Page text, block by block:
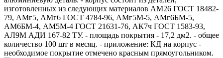
изготовленных из следующих материалов АМ26 ГОСТ 18482-
79, АМг5, АМг6 ГОСТ 4784-96, АМг5М-5, АМг6БМ-5,
АМ6БМ-4, АМ5М-4 ГОСТ 21631-76, АК7ч ГОСТ 1583-93,
АЛ9М АДИ 167-82 ТУ. - площадь покрытия - 17,2 дм2. - общее
количество 100 шт в месяц. - приложение: КД на корпус -
необходимое покрытие отмечено красным прямоугольником.